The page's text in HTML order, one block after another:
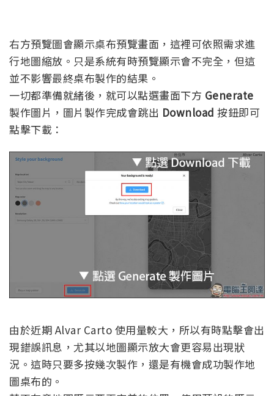
右方預覽圖會顯示桌布預覽畫面，這裡可依照需求進
行地圖縮放。只是系統有時預覽顯示會不完全，但這
並不影響最終桌布製作的結果。
一切都準備就緒後，就可以點選畫面下方 Generate
製作圖片，圖片製作完成會跳出 Download 按鈕即可
點擊下載：
由於近期 Alvar Carto 使用量較大，所以有時點擊會出
現錯誤訊息，尤其以地圖顯示放大會更容易出現狀
況。這時只要多按幾次製作，還是有機會成功製作地
圖桌布的。